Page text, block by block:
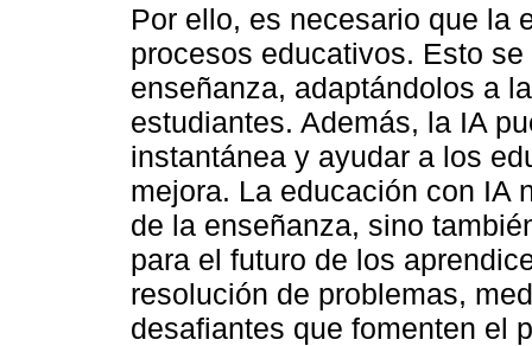
Por ello, es necesario que la
procesos educativos. Esto
enseñanza, adaptándolos a
estudiantes. Además, la IA
instantánea y ayudar a los
mejora. La educación con IA
de la enseñanza, sino
para el futuro de los
resolución de problemas,
desafiantes que fomenten el